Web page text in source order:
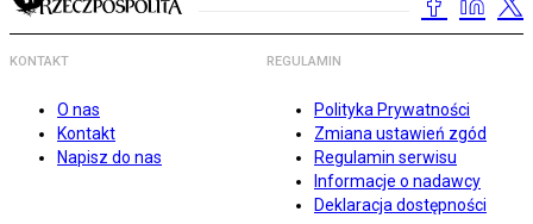
KONTAKT
O nas
Kontakt
Napisz do nas
REGULAMIN
Polityka Prywatności
Zmiana ustawień zgód
Regulamin serwisu
Informacje o nadawcy
Deklaracja dostępności